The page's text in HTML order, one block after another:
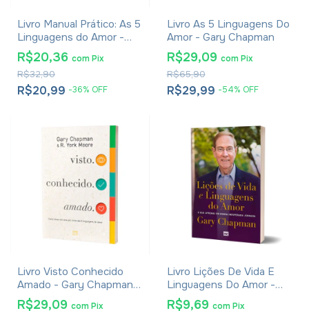
Livro Manual Prático: As 5
Linguagens do Amor -
Gary Chapman
R$20,99 -36% OFF
R$32,90
R$20,36 comPix
Livro As 5 Linguagens Do
Amor - Gary Chapman
R$29,99 -54% OFF
R$65,90
R$29,09 com Pix
Livro Visto Conhecido
Amado - Gary Chapman
E R. York Moore
R$29,09 comPix
Livro Lições De Vida E
Linguagens Do Amor -
Gary Chapman
R$9,69 com Pix